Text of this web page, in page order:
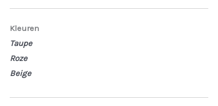
Kleuren
Taupe
Roze
Beige